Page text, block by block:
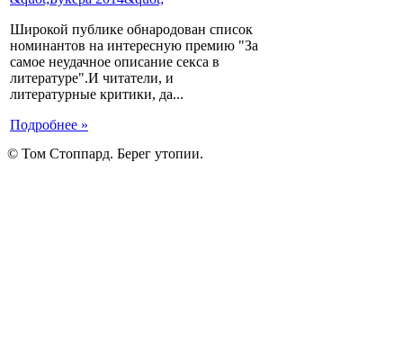
Широкой публике обнародован список
номинантов на интересную премию "За
самое неудачное описание секса в
литературе".И читатели, и
литературные критики, да...
Подробнее »
© Том Стоппард. Берег утопии.